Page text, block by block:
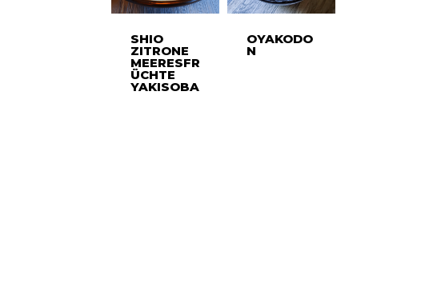
SHIO
ZITRONE
MEERESFR
ÜCHTE
YAKISOBA
OYAKODO
N